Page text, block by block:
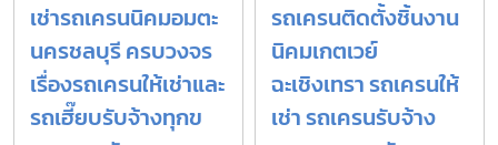
เช่ารถเครนนิคมอมตะ
นครชลบุรี ครบวงจร
เรื่องรถเครนให้เช่าและ
รถเฮี๊ยบรับจ้างทุกข
รถเครนติดตั้งชิ้นงาน
นิคมเกตเวย์
ฉะเชิงเทรา รถเครนให้
เช่า รถเครนรับจ้าง